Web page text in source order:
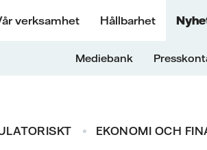
verksamhet Hållbarhet
Mediebank
EKONOMI OCH